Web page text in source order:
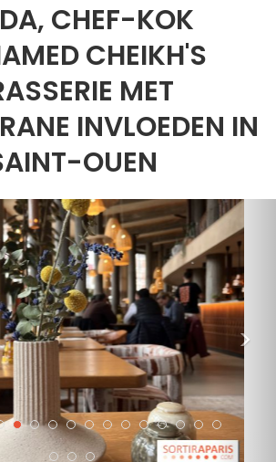
CHEF-KOK
CHEIKH'S
MET
INVLOEDEN IN
OUEN
>